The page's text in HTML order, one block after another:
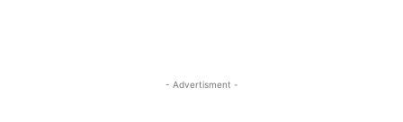
- Advertisment -